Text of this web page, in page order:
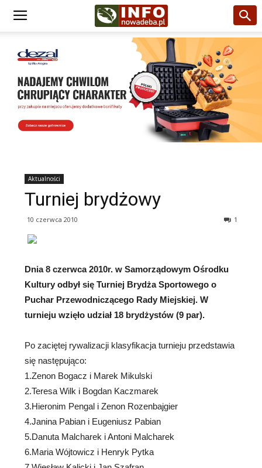
Aktualności
Turniej brydżowy
10 czerwca 2010 1
Dnia 8 czerwca 2010r. w Samorządowym Ośrodku
Kultury odbył się Turniej Brydża Sportowego o
Puchar Przewodniczącego Rady Miejskiej. W
turnieju wzięło udział 18 brydżystów (9 par).
Po zaciętej rywalizacji klasyfikacja turnieju przedstawia
się następująco:
1.Zenon Bogacz i Marek Mikulski
2.Teresa Wilk i Bogdan Kaczmarek
3.Hieronim Pengal i Zenon Rozenbajgier
4.Janina Pabian i Eugeniusz Pabian
5.Danuta Malcharek i Antoni Malcharek
6.Maria Wójtowicz i Henryk Pytka